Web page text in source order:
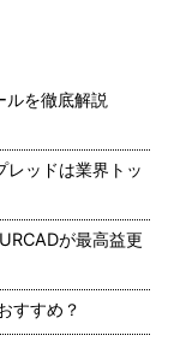
を徹底解説
レッドは業界トッ
が最高益更
すすめ？